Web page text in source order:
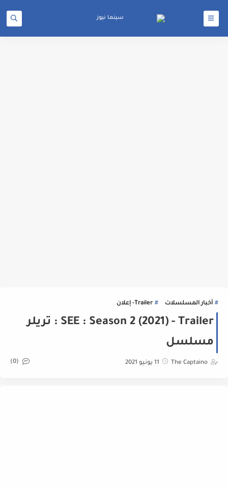
أخبار المسلسلات Trailer- إعلان
SEE : Season 2 (2021) - Trailer : تريلر
مسلسل
The Captaino 11 يونيو 2021 (0)